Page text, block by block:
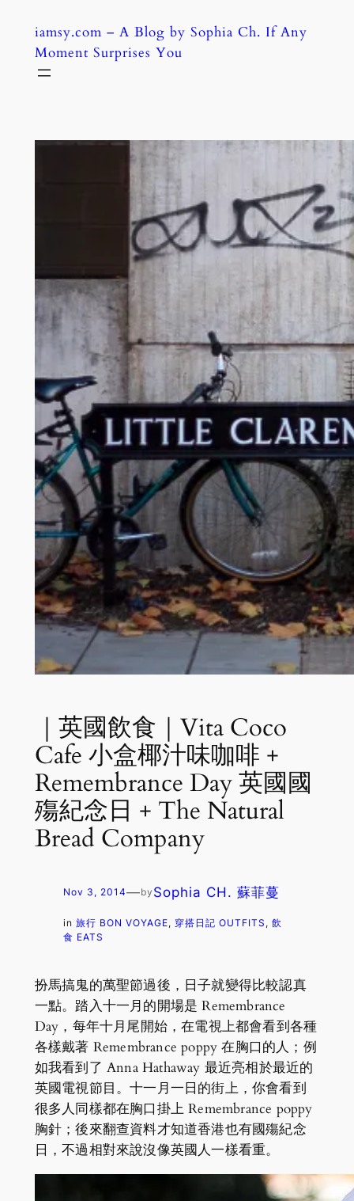
content
iamsy.com – A Blog by Sophia Ch. If Any
Moment Surprises You
｜英國飲食｜Vita Coco
Cafe 小盒椰汁味咖啡 +
Remembrance Day 英國國
殤紀念日 + The Natural
Bread Company
Nov 3, 2014—by Sophia CH. 蘇菲蔓
in 旅行 BON VOYAGE, 穿搭日記 OUTFITS , 飲
食 EATS
扮馬搞鬼的萬聖節過後，日子就變得比較認真
一點。踏入十一月的開場是 Remembrance
Day，每年十月尾開始，在電視上都會看到各種
各樣戴著 Remembrance poppy 在胸口的人；例
如我看到了 Anna Hathaway 最近亮相於最近的
英國電視節目。十一月一日的街上，你會看到
很多人同樣都在胸口掛上 Remembrance poppy
胸針；後來翻查資料才知道香港也有國殤紀念
日，不過相對來說沒像英國人一樣看重。